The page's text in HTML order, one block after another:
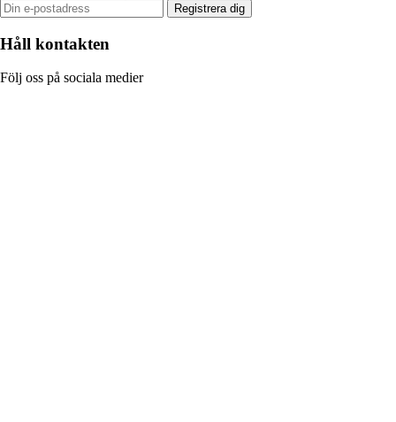
Registrera dig
Håll kontakten
Följ oss på sociala medier